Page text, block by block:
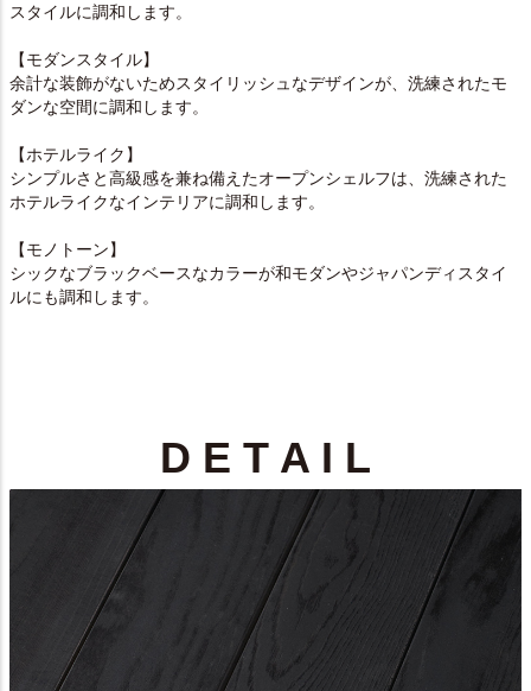
スタイルに調和します。
【モダンスタイル】
余計な装飾がないためスタイリッシュなデザインが、洗練されたモ
ダンな空間に調和します。
【ホテルライク】
シンプルさと高級感を兼ね備えたオープンシェルフは、洗練された
ホテルライクなインテリアに調和します。
【モノトーン】
シックなブラックベースなカラーが和モダンやジャパンディスタイ
ルにも調和します。
D E T A I L